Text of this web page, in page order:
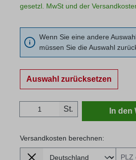
gesetzl. MwSt und der
Wenn Sie eine andere
müssen Sie die Auswahl
Auswahl zurücksetzen
Produkt Anzahl: Gib
St. In den
Versandkosten berechnen:
Lieferland
Versandkosten berechnen: